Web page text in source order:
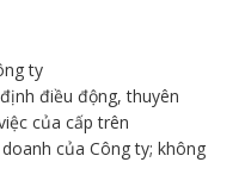
ty
điều động, thuyên
của cấp trên
của Công ty; không